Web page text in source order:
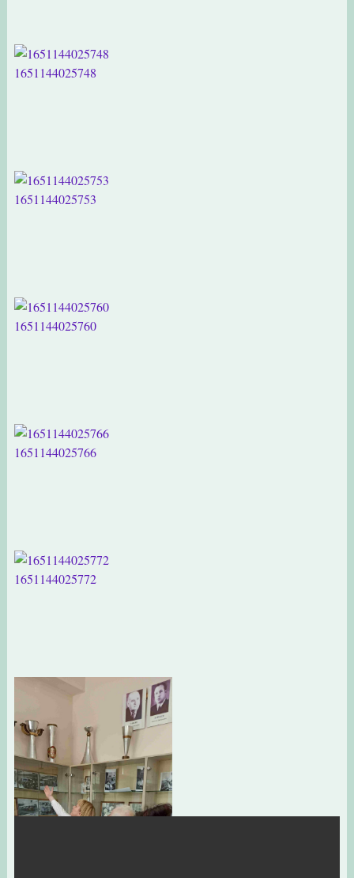
1651144025748
1651144025753
1651144025760
1651144025766
1651144025772